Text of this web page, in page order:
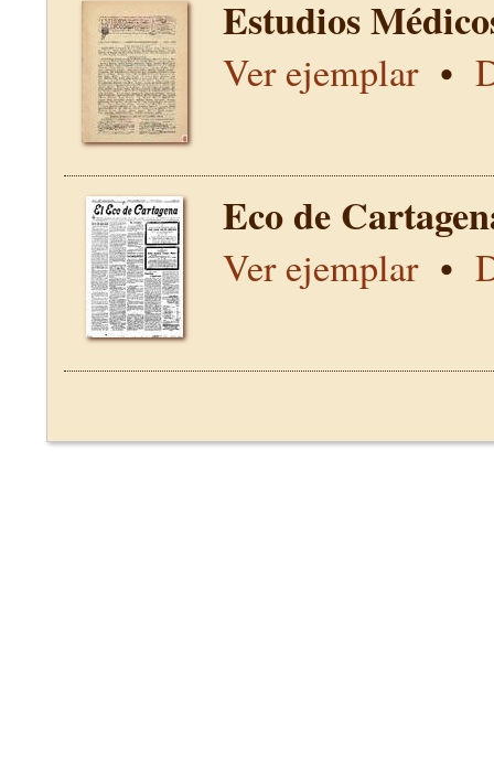
Estudios
Ver ejemplar•
Eco de
Ver ejemplar•